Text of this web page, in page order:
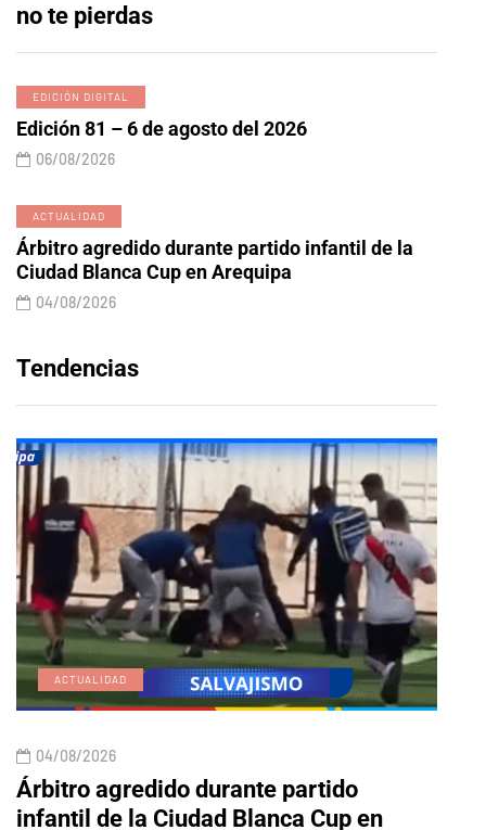
no te pierdas
EDICIÓN DIGITAL
Edición 81 – 6 de agosto del 2026
06/08/2026
ACTUALIDAD
Árbitro agredido durante partido infantil de la
Ciudad Blanca Cup en Arequipa
04/08/2026
Tendencias
ACTUALIDAD
04/08/2026
Árbitro agredido durante partido
infantil de la Ciudad Blanca Cup en